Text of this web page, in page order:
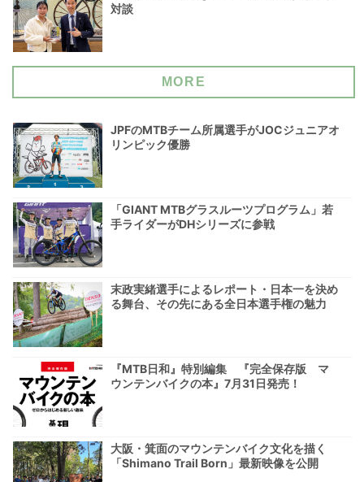
対談
MORE
JPFのMTBチーム所属選手がJOCジュニアオ
リンピック優勝
「GIANT MTBグラスルーツプログラム」若
手ライダーがDHシリーズに参戦
末政実緒選手によるレポート・日本一を決め
る舞台、その先にある全日本選手権の魅力
『MTB日和』特別編集 『完全保存版 マ
ウンテンバイクの本』7月31日発売！
大阪・箕面のマウンテンバイク文化を描く
「Shimano Trail Born」最新映像を公開